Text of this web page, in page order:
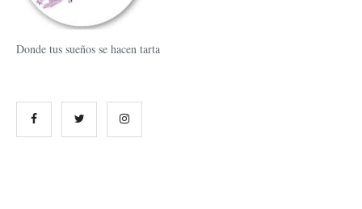
Donde tus sueños se hacen tarta